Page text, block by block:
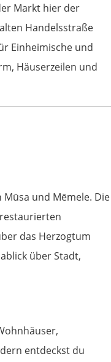
Markt hier der
Handelsstraße
Einheimische und
Häuserzeilen und
und Mēmele. Die
das Herzogtum
über Stadt,
entdeckst du